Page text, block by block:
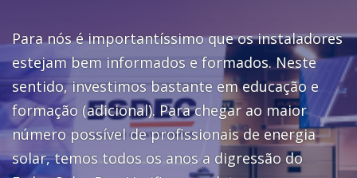
Para nós é importantíssimo que os instaladores
estejam bem informados e formados. Neste
sentido, investimos bastante em educação e
formação (adicional). Para chegar ao maior
número possível de profissionais de energia
solar, temos todos os anos a digressão do